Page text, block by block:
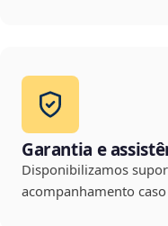
Garantia e
Disponibilizamos
acompanhamento